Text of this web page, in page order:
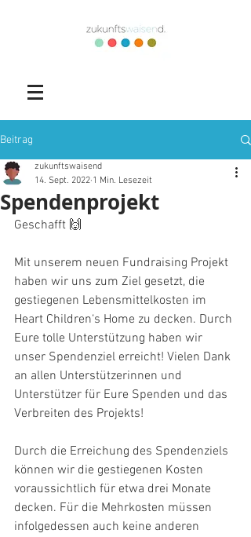
Beitrag
Spendenprojekt
zukunftswaisend
14. Sept. 2022 1 Min. Lesezeit
Geschafft 🙌
Mit unserem neuen Fundraising Projekt
haben wir uns zum Ziel gesetzt, die
gestiegenen Lebensmittelkosten im
Heart Children‘s Home zu decken. Durch
Eure tolle Unterstützung haben wir
unser Spendenziel erreicht! Vielen Dank
an allen Unterstützerinnen und
Unterstützer für Eure Spenden und das
Verbreiten des Projekts!
Durch die Erreichung des Spendenziels
können wir die gestiegenen Kosten
voraussichtlich für etwa drei Monate
decken. Für die Mehrkosten müssen
infolgedessen auch keine anderen